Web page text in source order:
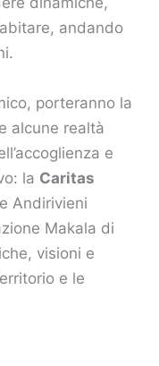
andando
porteranno la
alcune realtà
e
la Caritas
Andirivieni
Makala di
visioni e
e le